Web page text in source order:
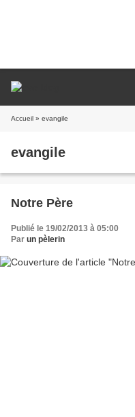
Accueil » evangile
evangile
Notre Père
Publié le 19/02/2013 à 05:00
Par un pèlerin